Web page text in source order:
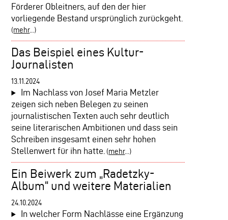
Förderer Obleitners, auf den der hier
vorliegende Bestand ursprünglich zurückgeht.
(mehr...)
Das Beispiel eines Kultur-
Journalisten
13.11.2024
Im Nachlass von Josef Maria Metzler
zeigen sich neben Belegen zu seinen
journalistischen Texten auch sehr deutlich
seine literarischen Ambitionen und dass sein
Schreiben insgesamt einen sehr hohen
Stellenwert für ihn hatte. (mehr...)
Ein Beiwerk zum „Radetzky-
Album“ und weitere Materialien
24.10.2024
In welcher Form Nachlässe eine Ergänzung